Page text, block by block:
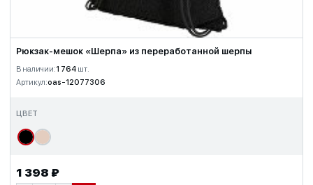
Рюкзак-мешок «Шерпа» из переработанной шерпы
В наличии:1 764 шт.
Артикул:oas-12077306
ЦВЕТ
1 398 ₽